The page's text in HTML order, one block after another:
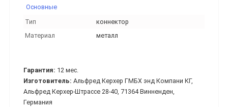
Основные
Тип
коннектор
Материал
металл
Гарантия: 12 мес.
Изготовитель: Альфред Керхер ГМБХ энд Компани КГ,
Альфред Керхер-Штрассе 28-40, 71364 Винненден,
Германия